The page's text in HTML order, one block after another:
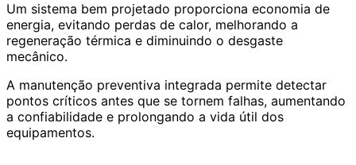
Um sistema bem projetado proporciona economia de
energia, evitando perdas de calor, melhorando a
regeneração térmica e diminuindo o desgaste
mecânico.
A manutenção preventiva integrada permite detectar
pontos críticos antes que se tornem falhas, aumentando
a confiabilidade e prolongando a vida útil dos
equipamentos.